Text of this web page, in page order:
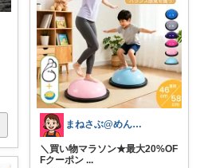
まねさぶ@めんどくさい→快適
＼買い物マラソン★最大20%OF
Fクーポン ...